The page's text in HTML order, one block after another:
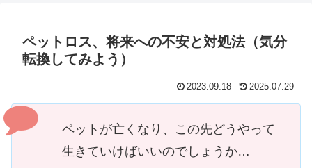
ペットロス、将来への不安と対処法（気分
転換してみよう）
2023.09.18 2025.07.29
ペットが亡くなり、この先どうやって
生きていけばいいのでしょうか…